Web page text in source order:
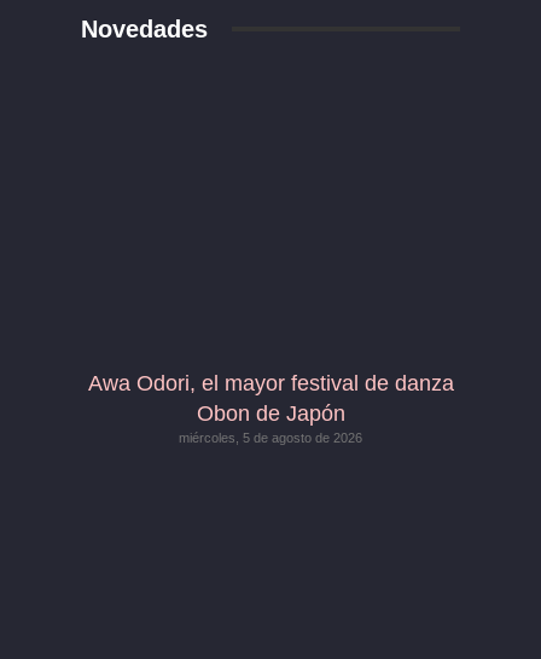
Novedades
Awa Odori, el mayor festival de danza
Obon de Japón
miércoles, 5 de agosto de 2026